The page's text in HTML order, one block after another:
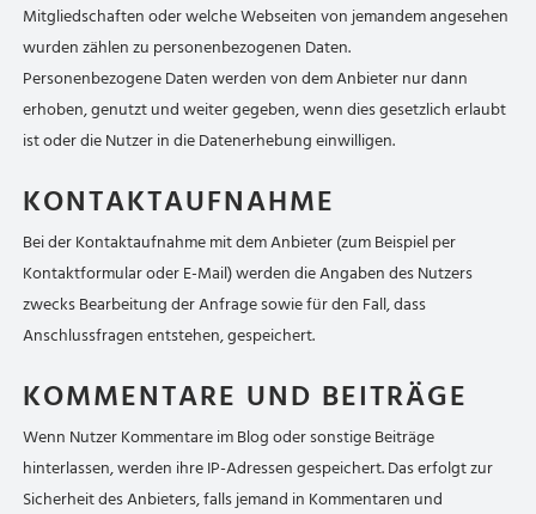
Mitgliedschaften oder welche Webseiten von jemandem angesehen
wurden zählen zu personenbezogenen Daten.
Personenbezogene Daten werden von dem Anbieter nur dann
erhoben, genutzt und weiter gegeben, wenn dies gesetzlich erlaubt
ist oder die Nutzer in die Datenerhebung einwilligen.
KONTAKTAUFNAHME
Bei der Kontaktaufnahme mit dem Anbieter (zum Beispiel per
Kontaktformular oder E-Mail) werden die Angaben des Nutzers
zwecks Bearbeitung der Anfrage sowie für den Fall, dass
Anschlussfragen entstehen, gespeichert.
KOMMENTARE UND BEITRÄGE
Wenn Nutzer Kommentare im Blog oder sonstige Beiträge
hinterlassen, werden ihre IP-Adressen gespeichert. Das erfolgt zur
Sicherheit des Anbieters, falls jemand in Kommentaren und